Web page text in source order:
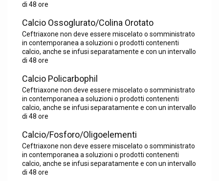
di 48 ore
Calcio Ossoglurato/Colina Orotato
Ceftriaxone non deve essere miscelato o somministrato
in contemporanea a soluzioni o prodotti contenenti
calcio, anche se infusi separatamente e con un intervallo
di 48 ore
Calcio Policarbophil
Ceftriaxone non deve essere miscelato o somministrato
in contemporanea a soluzioni o prodotti contenenti
calcio, anche se infusi separatamente e con un intervallo
di 48 ore
Calcio/Fosforo/Oligoelementi
Ceftriaxone non deve essere miscelato o somministrato
in contemporanea a soluzioni o prodotti contenenti
calcio, anche se infusi separatamente e con un intervallo
di 48 ore